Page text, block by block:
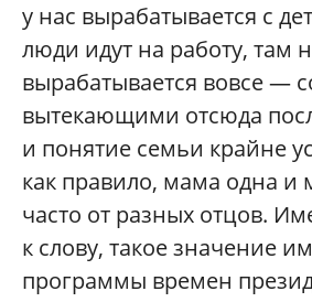
у нас вырабатывается с
люди идут на работу, там
вырабатывается вовсе —
вытекающими отсюда
и понятие семьи крайне
как правило, мама одна и
часто от разных отцов.
к слову, такое значение
программы времен